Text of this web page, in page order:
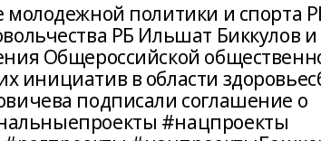
молодежной политики и спорта
РБ Ильшат Биккулов
Общероссийской
инициатив в области
подписали соглашение о
#нацпроекты